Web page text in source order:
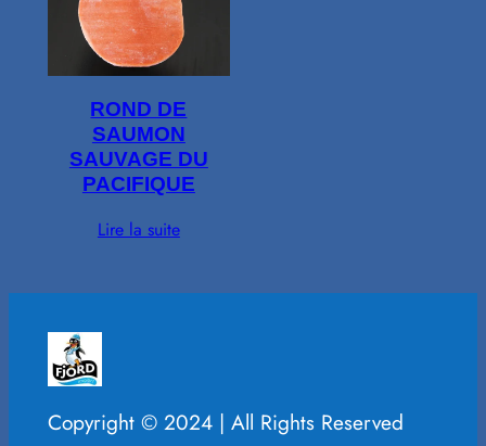
ROND DE
SAUMON
SAUVAGE DU
PACIFIQUE
Lire la suite
Copyright © 2024 | All Rights Reserved